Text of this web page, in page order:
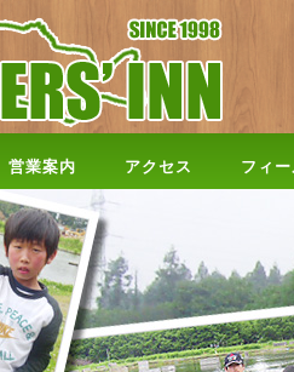
営業案内 アクセス フィ